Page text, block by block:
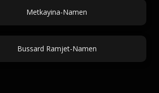
Metkayina-Namen
Bussard Ramjet-Namen